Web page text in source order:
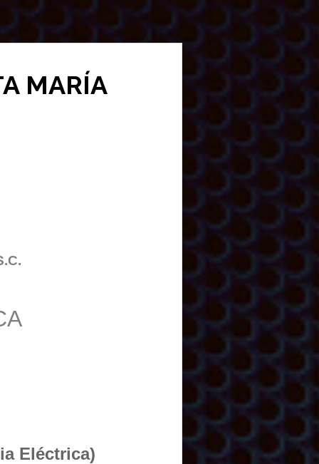
MARÍA
Eléctrica)